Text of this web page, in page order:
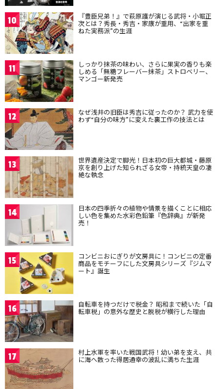
10 『豊臣兄弟！』で萩原護が演じる武将・小堀正
次とは？秀長・秀吉・家康が重用、“出家を重
ねた実務派”の生涯
11 しっかり抹茶の味わい、さらに果実の香りも楽
しめる「無糖フレーバー抹茶」ストロベリー、
マンゴー新発売
12 なぜ浅井の旧臣は秀吉に従ったのか？ 武力を使
わず“自分の味方”に変えた裏工作の技法とは
13 世界遺産決定で脚光！日本初の巨大都城・藤原
京を創り上げた知られざる女帝・持統天皇の凄
絶な執念
14 日本の四季折々の植物や情景を描くことに相応
しい色を集めた水彩色鉛筆『色辞典』が新発
売！
15 コンビニおにぎりが文房具に！コンビニの定番
商品をモチーフにした文房具シリーズ『ジムマ
ート』誕生
16 自転車を持つだけで税金？ 昭和まで続いた「自
転車税」の意外な歴史と脱税が横行した理由
17 村上水軍を率いた戦国武将！幼い弟を支え、共
に海へ散った得居通幸の波乱に満ちた生涯